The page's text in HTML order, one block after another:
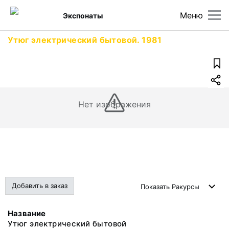
Меню
Экспонаты
Утюг электрический бытовой. 1981
Нет изображения
Добавить в заказ Показать Ракурсы
Название
Утюг электрический бытовой